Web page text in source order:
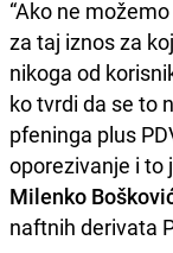
“Ako ne
za taj iznos za
nikoga od
ko tvrdi da se to
pfeninga plus
oporezivanje i to
Milenko
naftnih derivata